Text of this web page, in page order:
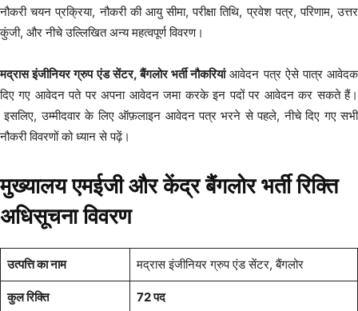
नौकरी चयन प्रक्रिया, नौकरी की आयु सीमा, परीक्षा तिथि, प्रवेश पत्र, परिणाम, उत्तर
कुंजी, और नीचे उल्लिखित अन्य महत्वपूर्ण विवरण।
मद्रास इंजीनियर ग्रुप एंड सेंटर, बैंगलोर भर्ती नौकरियांआवेदन पत्र ऐसे पात्र आवेदक
दिए गए आवेदन पते पर अपना आवेदन जमा करके इन पदों पर आवेदन कर सकते हैं।
इसलिए, उम्मीदवार के लिए ऑफ़लाइन आवेदन पत्र भरने से पहले, नीचे दिए गए सभी
नौकरी विवरणों को ध्यान से पढ़ें।
मुख्यालय एमईजी और केंद्र बैंगलोर भर्ती रिक्ति
अधिसूचना विवरण
उत्पत्ति का नाम मद्रास इंजीनियर ग्रुप एंड सेंटर, बैंगलोर
कुल रिक्ति 72 पद